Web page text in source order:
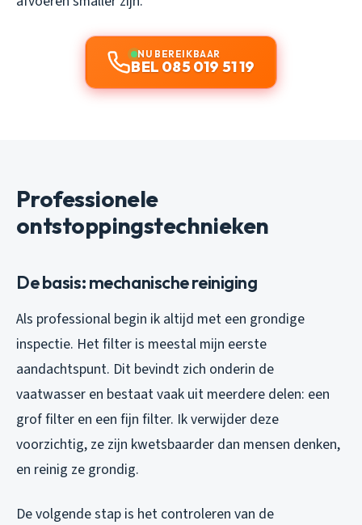
NU BEREIKBAAR
BEL 085 019 51 19
Professionele
ontstoppingstechnieken
De basis: mechanische reiniging
Als professional begin ik altijd met een grondige
inspectie. Het filter is meestal mijn eerste
aandachtspunt. Dit bevindt zich onderin de
vaatwasser en bestaat vaak uit meerdere delen: een
grof filter en een fijn filter. Ik verwijder deze
voorzichtig, ze zijn kwetsbaarder dan mensen denken,
en reinig ze grondig.
De volgende stap is het controleren van de